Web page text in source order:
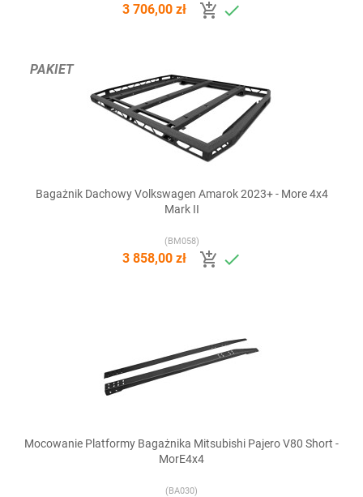
3 706,00 zł  
Bagażnik Dachowy Volkswagen Amarok 2023+ - More 4x4
Mark II
(BM058)
3 858,00 zł  
PAKIET
Mocowanie Platformy Bagażnika Mitsubishi Pajero V80 Short -
MorE4x4
(BA030)